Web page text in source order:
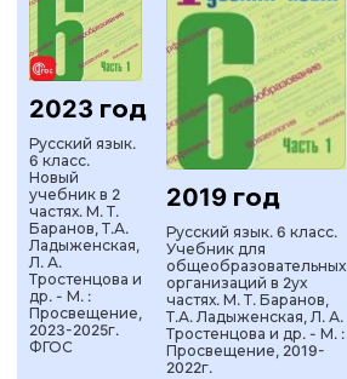
2023 год
Русский язык.
6 класс.
Новый
учебник в 2
частях. М. Т.
Баранов, Т.А.
Ладыженская,
Л. А.
Тростенцова и
др. - М. :
Просвещение,
2023-2025г.
ФГОС
2019 год
Русский язык. 6 класс.
Учебник для
общеобразовательных
организаций в 2ух
частях. М. Т. Баранов,
Т.А. Ладыженская, Л. А.
Тростенцова и др. - М. :
Просвещение, 2019-
2022г.